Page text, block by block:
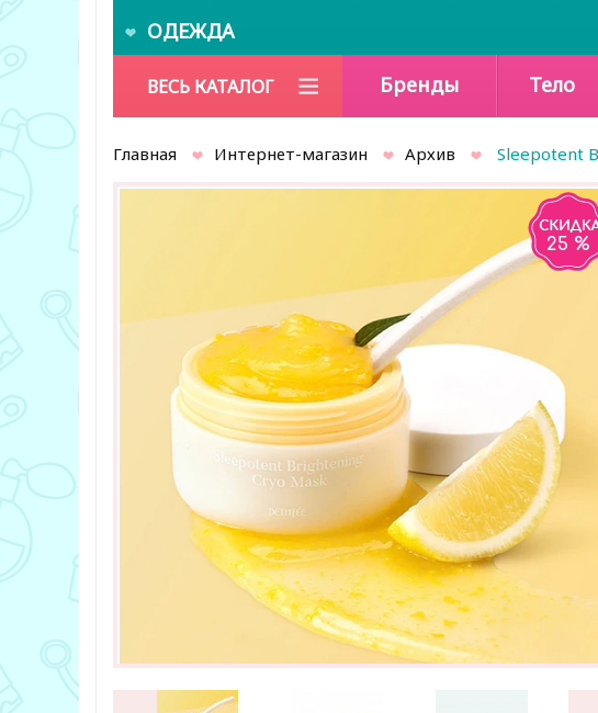
ОДЕЖДА
ВЕСЬ КАТАЛОГ Бренды Тело
Главная Интернет-магазин Архив Sleepotent
25 %
В